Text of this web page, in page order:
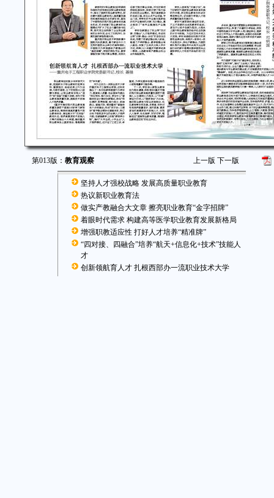
第013版： 教育观察 上一版 下一版
坚持人才强校战略 发展高质量职业教育
热议新职业教育法
做实产教融合大文章 擦亮职业教育“金字招牌”
着眼时代需求 构建高等医学职业教育发展新格局
增强职教适应性 打好人才培养“精准牌”
“四对接、四融合”培养“航天+信息化+技术”技能人
才
创新领航育人才 扎根西部办一流职业技术大学